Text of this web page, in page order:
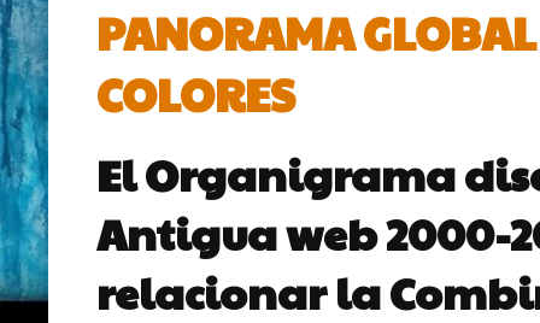
PANORAMA
COLORES
El Organigrama
Antigua web 2000-
relacionar la